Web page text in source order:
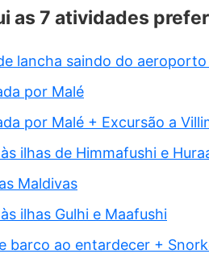
as 7 atividades
lancha saindo do aeroporto
por Malé
por Malé + Excursão a
ilhas de Himmafushi e
Maldivas
ilhas Gulhi e Maafushi
barco ao entardecer +